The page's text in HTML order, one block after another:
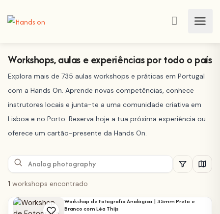
Workshops, aulas e experiências por todo o país
Explora mais de 735 aulas workshops e práticas em Portugal
com a Hands On. Aprende novas competências, conhece
instrutores locais e junta-te a uma comunidade criativa em
Lisboa e no Porto. Reserva hoje a tua próxima experiência ou
oferece um cartão-presente da Hands On.
1 workshops encontrado
Workshop de Fotografia Analógica | 35mm Preto e
Branco com Léa Thijs